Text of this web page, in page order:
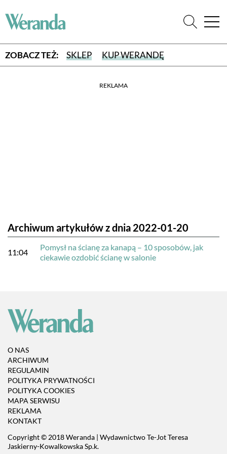
ZOBACZ TEŻ: SKLEP KUP WERANDĘ
REKLAMA
Archiwum artykułów z dnia 2022-01-20
11:04
Pomysł na ścianę za kanapą – 10 sposobów, jak
ciekawie ozdobić ścianę w salonie
O NAS
ARCHIWUM
REGULAMIN
POLITYKA PRYWATNOŚCI
POLITYKA COOKIES
MAPA SERWISU
REKLAMA
KONTAKT
Copyright © 2018 Weranda | Wydawnictwo Te-Jot Teresa
Jaskierny-Kowalkowska Sp.k.